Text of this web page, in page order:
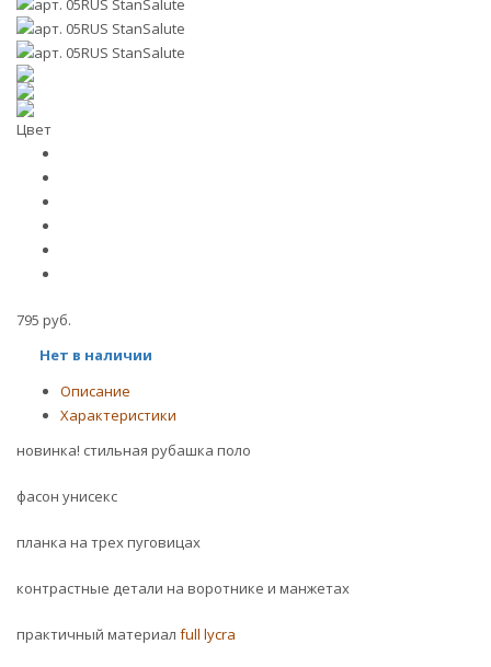
Цвет
795 руб.
Нет в наличии
Описание
Характеристики
новинка! стильная рубашка поло
фасон унисекс
планка на трех пуговицах
контрастные детали на воротнике и манжетах
практичный материал full lycra